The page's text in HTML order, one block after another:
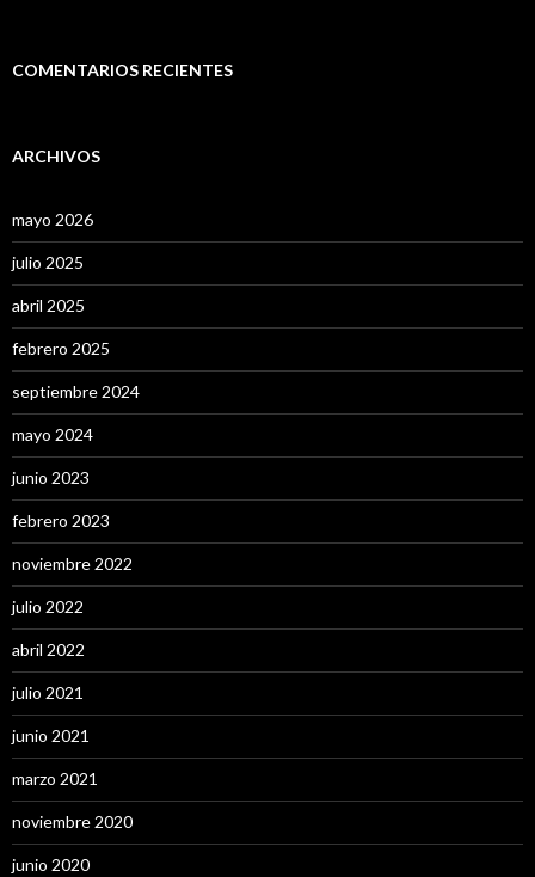
COMENTARIOS RECIENTES
ARCHIVOS
mayo 2026
julio 2025
abril 2025
febrero 2025
septiembre 2024
mayo 2024
junio 2023
febrero 2023
noviembre 2022
julio 2022
abril 2022
julio 2021
junio 2021
marzo 2021
noviembre 2020
junio 2020